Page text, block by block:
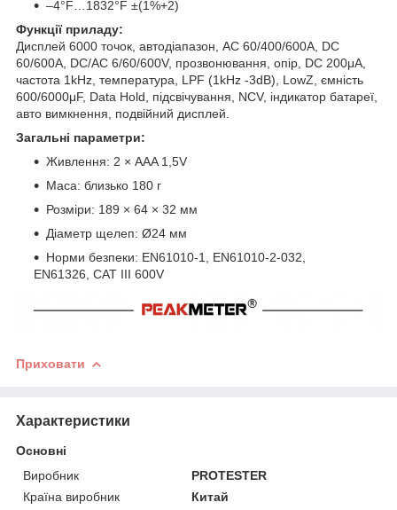
–4°F…1832°F ±(1%+2)
Функції приладу:
Дисплей 6000 точок, автодіапазон, AC 60/400/600A, DC
60/600A, DC/AC 6/60/600V, прозвонювання, опір, DC 200μA,
частота 1kHz, температура, LPF (1kHz -3dB), LowZ, ємність
600/6000μF, Data Hold, підсвічування, NCV, індикатор батареї,
авто вимкнення, подвійний дисплей.
Загальні параметри:
Живлення: 2 × AAA 1,5V
Маса: близько 180 г
Розміри: 189 × 64 × 32 мм
Діаметр щелеп: Ø24 мм
Норми безпеки: EN61010-1, EN61010-2-032,
EN61326, CAT III 600V
Приховати
Характеристики
Основні
Виробник
PROTESTER
Країна виробник
Китай